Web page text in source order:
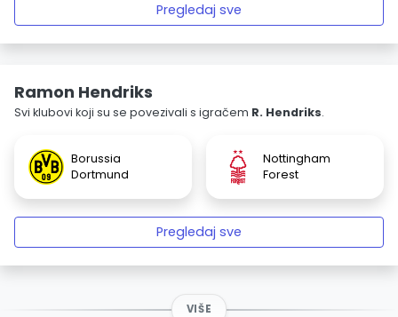
Pregledaj sve
Ramon Hendriks
Svi klubovi koji su se povezivali s igračem R. Hendriks.
Borussia
Dortmund
Nottingham
Forest
Pregledaj sve
VIŠE